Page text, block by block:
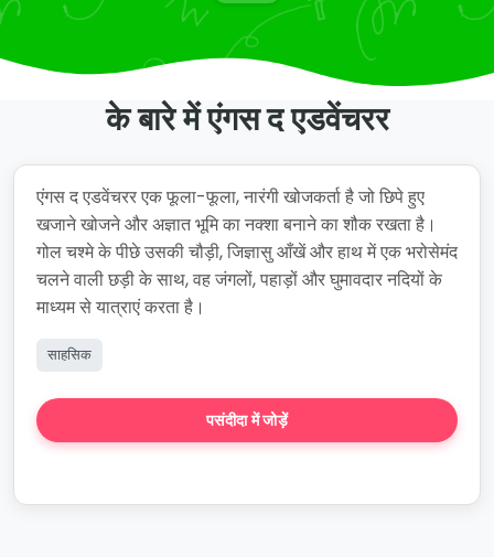
के बारे में एंगस द एडवेंचरर
एंगस द एडवेंचरर एक फूला-फूला, नारंगी खोजकर्ता है जो छिपे हुए
खजाने खोजने और अज्ञात भूमि का नक्शा बनाने का शौक रखता है।
गोल चश्मे के पीछे उसकी चौड़ी, जिज्ञासु आँखें और हाथ में एक भरोसेमंद
चलने वाली छड़ी के साथ, वह जंगलों, पहाड़ों और घुमावदार नदियों के
माध्यम से यात्राएं करता है।
साहसिक
पसंदीदा में जोड़ें